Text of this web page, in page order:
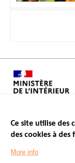
Menu
Footer
LES SITES PUBLICS
Ce site utilise des
des cookies à des
More info